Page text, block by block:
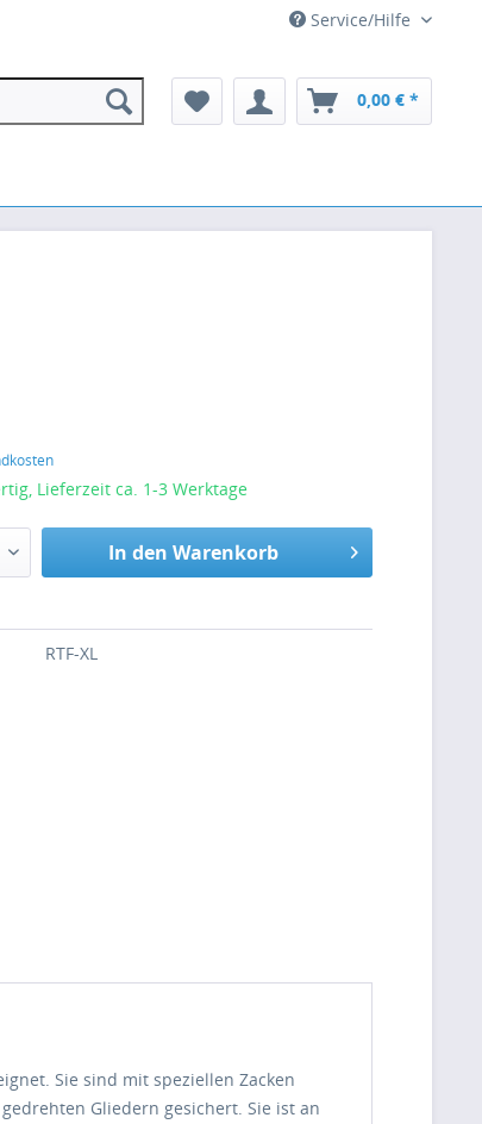
Service/Hilfe
0,00 € *
Lieferzeit ca. 1-3 Werktage
In den Warenkorb
RTF-XL
Sie sind mit speziellen Zacken
Gliedern gesichert. Sie ist an